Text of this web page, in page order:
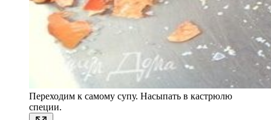
Переходим к самому супу. Насыпать в кастрюлю
специи.